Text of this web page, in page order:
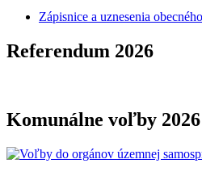
Zápisnice a uznesenia
Referendum 2026
Komunálne voľby 2026